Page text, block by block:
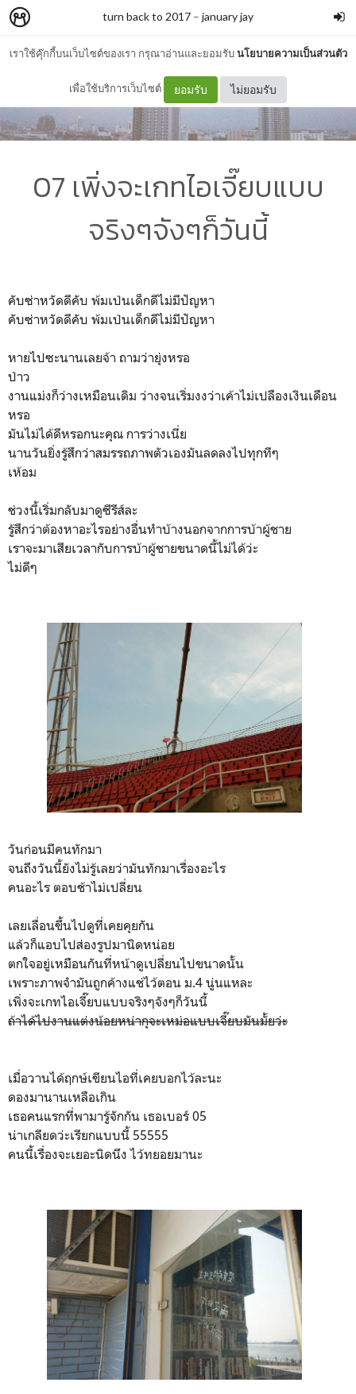
เราใช้คุ๊กกี้บนเว็บไซต์ของเรา กรุณาอ่านและยอมรับนโยบายความเป็นส่วนตัว
เพื่อใช้บริการเว็บไซต์ ยอมรับ ไม่ยอมรับ
turn back to 2017 – january jay
07 เพิ่งจะเกทไอเจี๊ยบแบบ
จริงๆจังๆก็วันนี้
คับซ่าหวัดดีคับ พ้มเป่นเด็กดีไม่มีปัญหา
คับซ่าหวัดดีคับ พ้มเป่นเด็กดีไม่มีปัญหา
หายไปซะนานเลยจ้า ถามว่ายุ่งหรอ
ป่าว
งานแม่งก็ว่างเหมือนเดิม ว่างจนเริ่มงงว่าเค้าไม่เปลืองเงินเดือน
หรอ
มันไม่ได้ดีหรอกนะคุณ การว่างเนี่ย
นานวันยิ่งรู้สึกว่าสมรรถภาพตัวเองมันลดลงไปทุกทีๆ
เห้อม
ช่วงนี้เริ่มกลับมาดูซีรีส์ละ
รู้สึกว่าต้องหาอะไรอย่างอื่นทำบ้างนอกจากการบ้าผู้ชาย
เราจะมาเสียเวลากับการบ้าผู้ชายขนาดนี้ไม่ได้ว่ะ
ไม่ดีๆ
วันก่อนมีคนทักมา
จนถึงวันนี้ยังไม่รู้เลยว่ามันทักมาเรื่องอะไร
คนอะไร ตอบช้าไม่เปลี่ยน
เลยเลื่อนขึ้นไปดูที่เคยคุยกัน
แล้วก็แอบไปส่องรูปมานิดหน่อย
ตกใจอยู่เหมือนกันที่หน้าดูเปลี่ยนไปขนาดนั้น
เพราะภาพจำมันถูกค้างแช่ไว้ตอน ม.4 นู่นแหละ
เพิ่งจะเกทไอเจี๊ยบแบบจริงๆจังๆก็วันนี้
ถ้าได้ไปงานแต่งน้อยหน่ากุจะเหม่อแบบเจี๊ยบมันมั้ยว่ะ
เมื่อวานได้ฤกษ์เขียนไอที่เคยบอกไว้ละนะ
ดองมานานเหลือเกิน
เธอคนแรกที่พามารู้จักกัน เธอเบอร์ 05
น่าเกลียดว่ะเรียกแบบนี้ 55555
คนนี้เรื่องจะเยอะนิดนึง ไว้ทยอยมานะ